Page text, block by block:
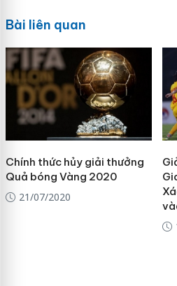
Bài liên quan
Chính thức hủy giải thưởng
Quả bóng Vàng 2020
21/07/2020